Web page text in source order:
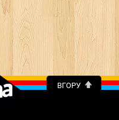
ВГОРУ